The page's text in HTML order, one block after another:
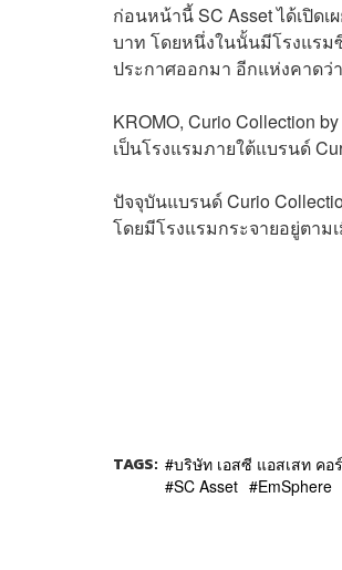
ก่อนหน้านี้ SC Asset ได้เปิด
บาท โดยหนึ่งในนั้นมีโรงแรม
ประกาศออกมา อีกแห่งคาดว่
KROMO, Curio Collection
เป็นโรงแรมภายใต้แบรนด์
ปัจจุบันแบรนด์ Curio
โดยมีโรงแรมกระจายอยู่ตาม
TAGS: บริษัท เอสซี แอสเสท ค
SC Asset
EmSphere